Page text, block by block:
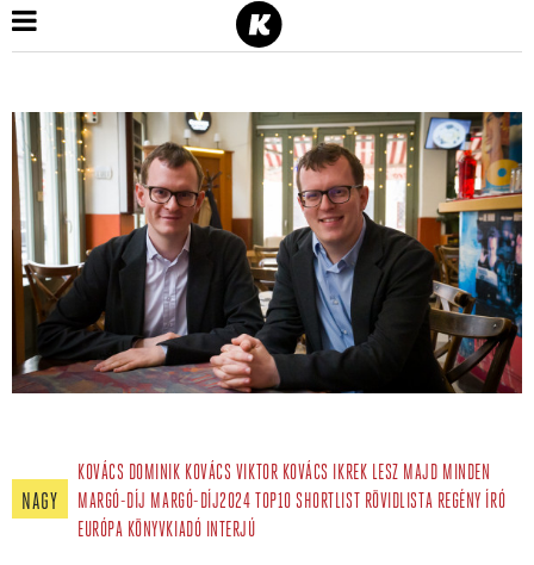
NAGY
KOVÁCS DOMINIK KOVÁCS VIKTOR KOVÁCS IKREK LESZ MAJD MINDEN
MARGÓ-DÍJ MARGÓ-DÍJ2024 TOP10 SHORTLIST RÖVIDLISTA REGÉNY ÍRÓ
EURÓPA KÖNYVKIADÓ INTERJÚ